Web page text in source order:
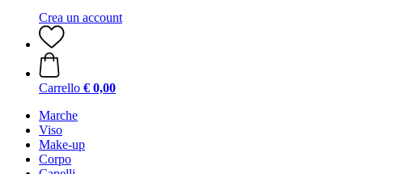
Crea un account
Carrello € 0,00
Marche
Viso
Make-up
Corpo